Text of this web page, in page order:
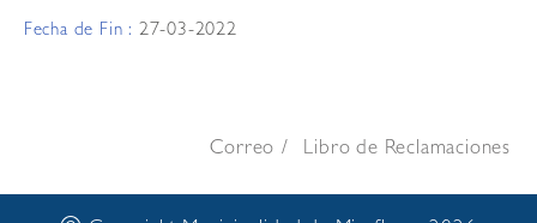
Fecha de Fin : 27-03-2022
Correo Libro de Reclamaciones